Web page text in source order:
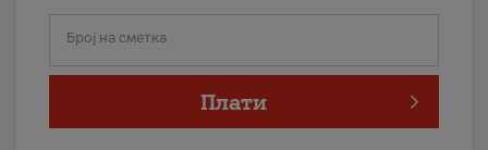
Број на сметка
Плати